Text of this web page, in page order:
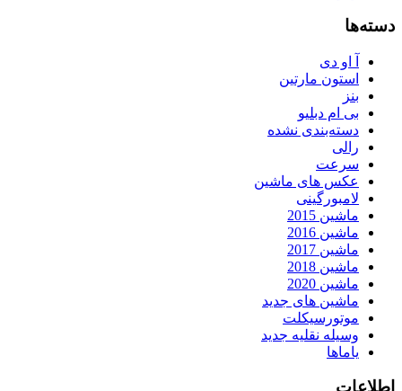
دسته‌ها
آ او دی
استون مارتین
بنز
بی ام دبلیو
دسته‌بندی نشده
رالی
سرعت
عکس های ماشین
لامبورگینی
ماشین 2015
ماشین 2016
ماشین 2017
ماشین 2018
ماشین 2020
ماشین های جدید
موتورسیکلت
وسیله نقلیه جدید
یاماها
اطلاعات